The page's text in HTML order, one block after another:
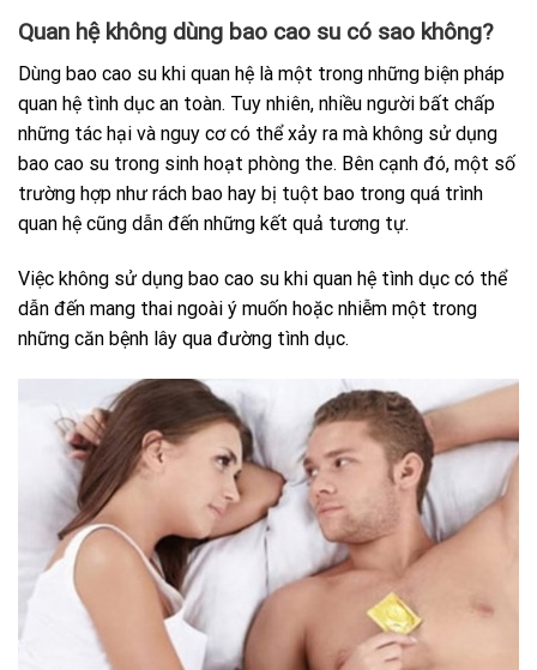
Quan hệ không dùng bao cao su có sao không?
Dùng bao cao su khi quan hệ là một trong những biện pháp
quan hệ tình dục an toàn. Tuy nhiên, nhiều người bất chấp
những tác hại và nguy cơ có thể xảy ra mà không sử dụng
bao cao su trong sinh hoạt phòng the. Bên cạnh đó, một số
trường hợp như rách bao hay bị tuột bao trong quá trình
quan hệ cũng dẫn đến những kết quả tương tự.
Việc không sử dụng bao cao su khi quan hệ tình dục có thể
dẫn đến mang thai ngoài ý muốn hoặc nhiễm một trong
những căn bệnh lây qua đường tình dục.